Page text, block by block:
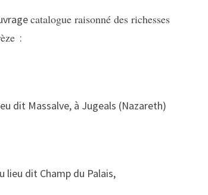
catalogue raisonné des richesses
:
dit Massalve, à Jugeals (Nazareth)
lieu dit Champ du Palais,